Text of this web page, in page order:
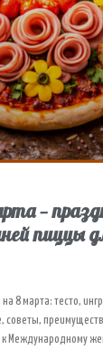
—
пиццы
8 марта: тесто,
советы,
Международному